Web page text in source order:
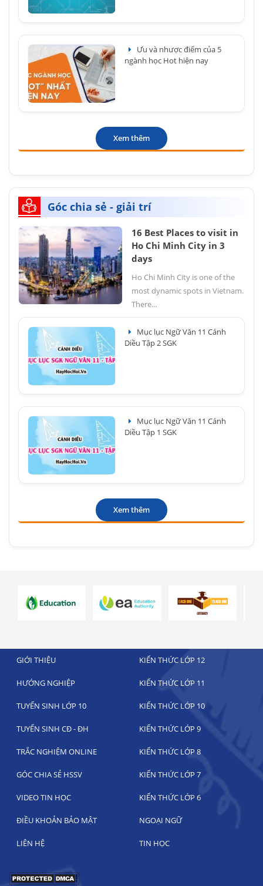
Ưu và nhược điểm của 5
ngành học Hot hiện nay
Xem thêm
Góc chia sẻ - giải trí
16 Best Places to visit in
Ho Chi Minh City in 3
days
Ho Chi Minh City is one of the
most dynamic spots in Vietnam.
There...
Mục lục Ngữ Văn 11 Cánh
Diều Tập 2 SGK
Mục lục Ngữ Văn 11 Cánh
Diều Tập 1 SGK
Xem thêm
GIỚI THIỆU KIẾN THỨC LỚP 12
HƯỚNG NGHIỆP KIẾN THỨC LỚP 11
TUYỂN SINH LỚP 10 KIẾN THỨC LỚP 10
TUYỂN SINH CĐ - ĐH KIẾN THỨC LỚP 9
TRẮC NGHIỆM ONLINE KIẾN THỨC LỚP 8
GÓC CHIA SẺ HSSV KIẾN THỨC LỚP 7
VIDEO TIN HỌC KIẾN THỨC LỚP 6
ĐIỀU KHOẢN BẢO MẬT NGOẠI NGỮ
LIÊN HỆ TIN HỌC